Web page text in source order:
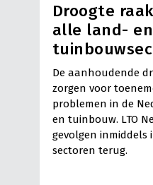
Droogte
alle land- en
De aanhoudende
zorgen voor
problemen in de
en tuinbouw. LTO
gevolgen inmiddels
sectoren terug.